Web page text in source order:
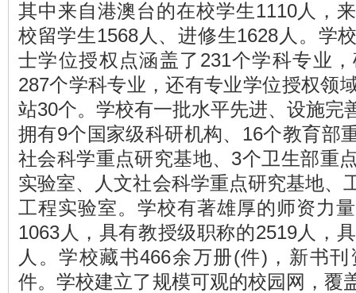
其中来自港澳台的在校学生1110人，
校留学生1568人、进修生1628人。学
士学位授权点涵盖了231个学科专业
287个学科专业，还有专业学位授权领
站30个。学校有一批水平先进、设施完
拥有9个国家级科研机构、16个教育部
社会科学重点研究基地、3个卫生部重
实验室、人文社会科学重点研究基地、
工程实验室。学校有著雄厚的师资力
1063人，具有教授级职称的2519人，
人。学校藏书466余万册(件)，新书
件。学校建立了规模可观的校园网，覆